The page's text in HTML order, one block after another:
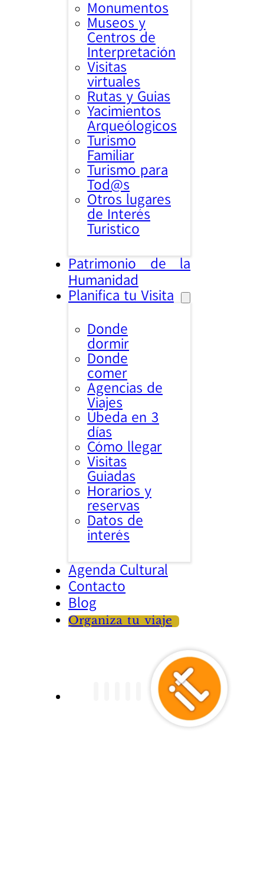
Monumentos
Museos y
Centros de
Interpretación
Visitas
virtuales
Rutas y Guias
Yacimientos
Arqueólogicos
Turismo
Familiar
Turismo para
Tod@s
Otros lugares
de Interés
Turistico
Patrimonio de la
Humanidad
Planifica tu Visita
Donde
dormir
Donde
comer
Agencias de
Viajes
Úbeda en 3
días
Cómo llegar
Visitas
Guiadas
Horarios y
reservas
Datos de
interés
Agenda Cultural
Contacto
Blog
Organiza tu viaje